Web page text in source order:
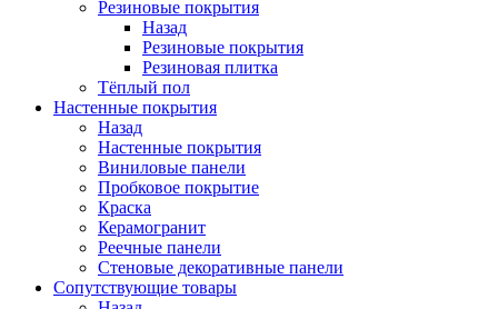
Резиновые покрытия
Назад
Резиновые покрытия
Резиновая плитка
Тёплый пол
Настенные покрытия
Назад
Настенные покрытия
Виниловые панели
Пробковое покрытие
Краска
Керамогранит
Реечные панели
Стеновые декоративные панели
Сопутствующие товары